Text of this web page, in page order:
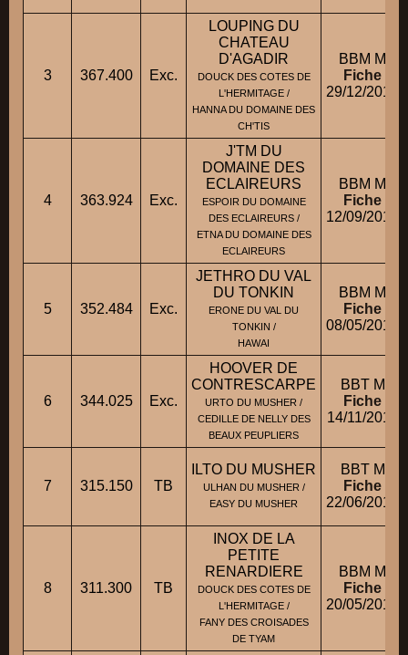
3 367.400 Exc.
LOUPING DU
CHATEAU
D'AGADIR
DOUCK DES COTES DE
L'HERMITAGE /
HANNA DU DOMAINE DES
CH'TIS
BBM M
Fiche
29/12/2015
4 363.924 Exc.
J'TM DU
DOMAINE DES
ECLAIREURS
ESPOIR DU DOMAINE
DES ECLAIREURS /
ETNA DU DOMAINE DES
ECLAIREURS
BBM M
Fiche
12/09/2014
5 352.484 Exc.
JETHRO DU VAL
DU TONKIN
ERONE DU VAL DU
TONKIN /
HAWAI
BBM M
Fiche
08/05/2014
6 344.025 Exc.
HOOVER DE
CONTRESCARPE
URTO DU MUSHER /
CEDILLE DE NELLY DES
BEAUX PEUPLIERS
BBT M
Fiche
14/11/2012
7 315.150 TB
ILTO DU MUSHER
ULHAN DU MUSHER /
EASY DU MUSHER
BBT M
Fiche
22/06/2013
8 311.300 TB
INOX DE LA
PETITE
RENARDIERE
DOUCK DES COTES DE
L'HERMITAGE /
FANY DES CROISADES
DE TYAM
BBM M
Fiche
20/05/2013